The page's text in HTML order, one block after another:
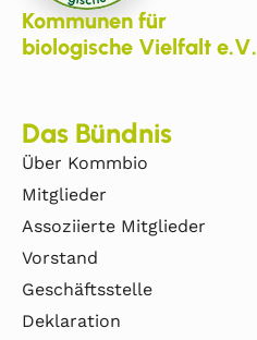
Kommunen für
biologische Vielfalt e.V.
Das Bündnis
Über Kommbio
Mitglieder
Assoziierte Mitglieder
Vorstand
Geschäftsstelle
Deklaration